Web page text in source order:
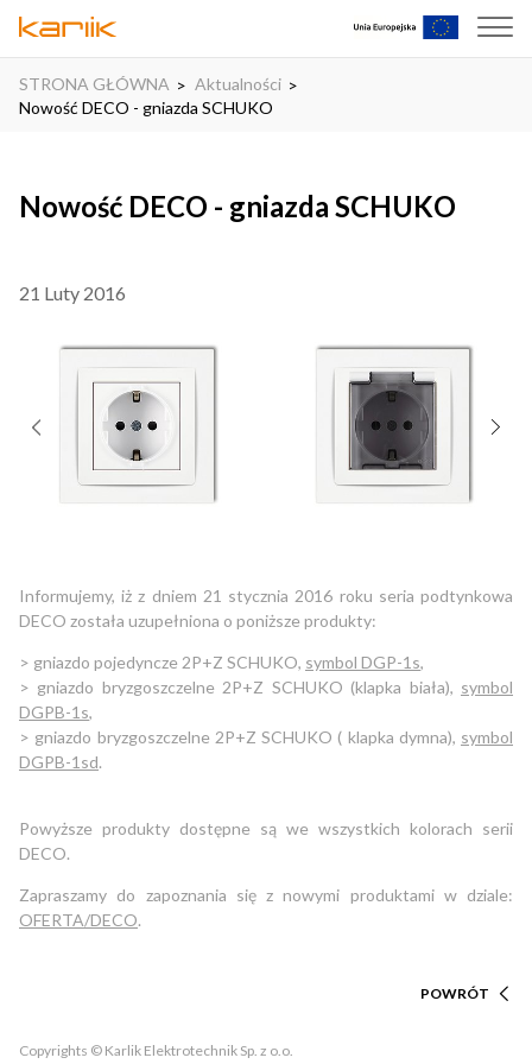
STRONA GŁÓWNA
Aktualności
Nowość DECO - gniazda SCHUKO
Nowość DECO - gniazda SCHUKO
21 Luty 2016
Informujemy, iż z dniem 21 stycznia 2016 roku seria podtynkowa
DECO została uzupełniona o poniższe produkty:
> gniazdo pojedyncze 2P+Z SCHUKO, symbol DGP-1s,
> gniazdo bryzgoszczelne 2P+Z SCHUKO (klapka biała), symbol
DGPB-1s,
> gniazdo bryzgoszczelne 2P+Z SCHUKO ( klapka dymna), symbol
DGPB-1sd.
Powyższe produkty dostępne są we wszystkich kolorach serii
DECO.
Zapraszamy do zapoznania się z nowymi produktami w dziale:
OFERTA/DECO.
POWRÓT
Copyrights © Karlik Elektrotechnik Sp. z o.o.